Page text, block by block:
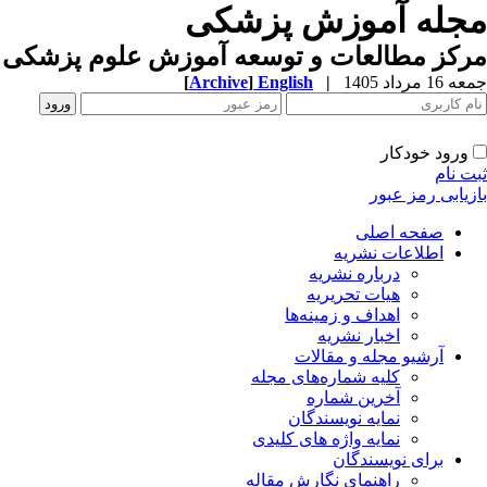
مجله آموزش پزشکی
مرکز مطالعات و توسعه آموزش علوم پزشکی
جمعه 16 مرداد 1405 |
English
[Archive]
ورود خودکار
ثبت نام
بازیابی رمز عبور
صفحه اصلی
اطلاعات نشریه
درباره نشریه
هیات تحریریه
اهداف و زمینه‌ها
اخبار نشریه
آرشیو مجله و مقالات
کلیه شماره‌های مجله
آخرین شماره
نمایه نویسندگان
نمایه واژه های کلیدی
برای نویسندگان
راهنمای نگارش مقاله